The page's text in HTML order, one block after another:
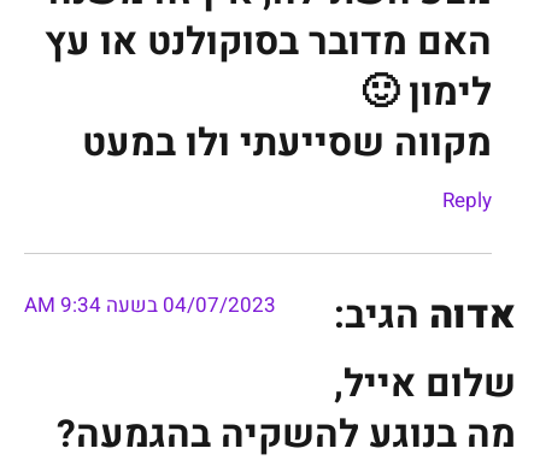
האם מדובר בסוקולנט או עץ
לימון 🙂
מקווה שסייעתי ולו במעט
Reply
אדוה הגיב: 04/07/2023 בשעה 9:34 AM
שלום אייל,
מה בנוגע להשקיה בהגמעה?